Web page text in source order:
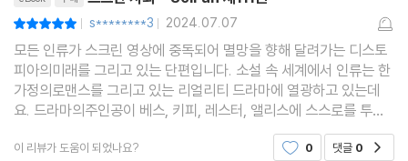
| s********3 | 2024.07.07
모든 인류가 스크린 영상에 중독되어 멸망을 향해 달려가는 디스토
피아의미래를 그리고 있는 단편입니다. 소설 속 세계에서 인류는 한
가정의로맨스를 그리고 있는 리얼리티 드라마에 열광하고 있는데
요. 드라마의주인공이 베스, 키피, 레스터, 앨리스에 스스로를 투영
하고 심지어는이름을 개명하고 외모까지 맞춰가고 있는 사람들. 주
인공 아만다는 자신의딸 캐트린이 세상에서 가장 어
이 리뷰가 도움이 되었나요? 0 댓글 0